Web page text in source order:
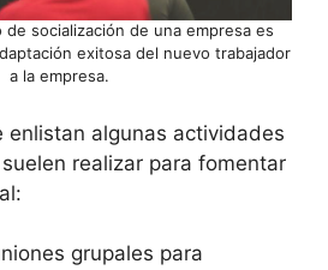
de socialización de una empresa es
exitosa del nuevo trabajador
a la empresa.
enlistan algunas actividades
realizar para fomentar
grupales para